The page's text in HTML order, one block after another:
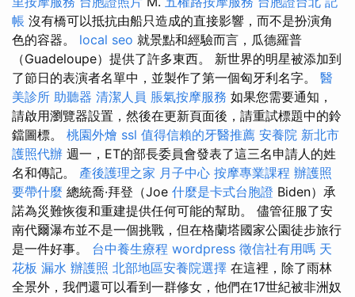
帳 沒有橋可以抵抗由船​​只造成的直接影響，而不是扮演角
色的容器。 local seo 就景點和經驗而言，瓜德羅普
（Guadeloupe）提供了許多東西。 新世界的明星被添加到
了節日的表演者名單中，並製作了第一個匈牙利名字。 醫
美診所 助聽器 清潔人員 脹氣按摩服務 如果您需要通知，
請啟用瀏覽器設置，然後在更新頁面後，請重試標題中的鈴
鐺圖標。 桃園外燴 ssl 值得信賴的牙醫推薦 安養院 新北市
護照代辦 週一，ET的部長委員會發表了這三名申請人的姓
名和傳記。 產後護理之家 月子中心 按摩專業課程 辦護照
要帶什麼 總統喬·拜登（Joe 什麼是卡式台胞證 Biden）承
諾為災難恢復和重建提供任何可能的幫助。 儘管征服了安
南代爾瀑布並不是一個挑戰，但在格蘭塔國家公園徒步旅行
是一件好事。 台中養生療程 wordpress 徵信社有用嗎 天
花板 漏水 辦護照 北部地區安養院選擇 在這裡，除了雨林
全景外，我們還可以看到一群修女，他們在17世紀被非洲奴